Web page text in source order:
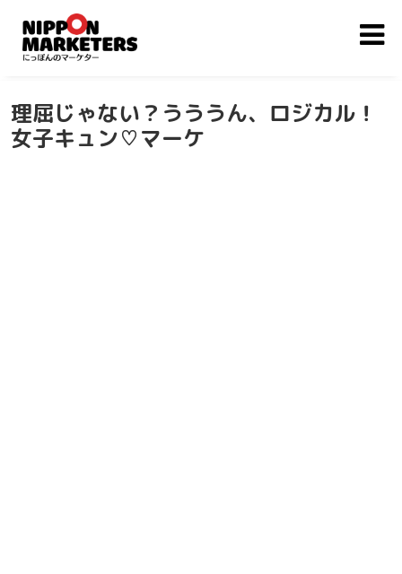
理屈じゃない？うううん、ロジカル！
女子キュン♡マーケ